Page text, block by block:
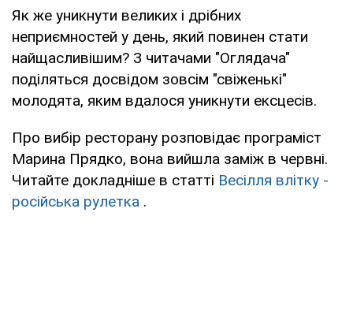
Як же уникнути великих і дрібних
неприємностей у день, який повинен стати
найщасливішим? З читачами "Оглядача"
поділяться досвідом зовсім "свіженькі"
молодята, яким вдалося уникнути ексцесів.
Про вибір ресторану розповідає програміст
Марина Прядко, вона вийшла заміж в червні.
Читайте докладніше в статті Весілля влітку -
російська рулетка .